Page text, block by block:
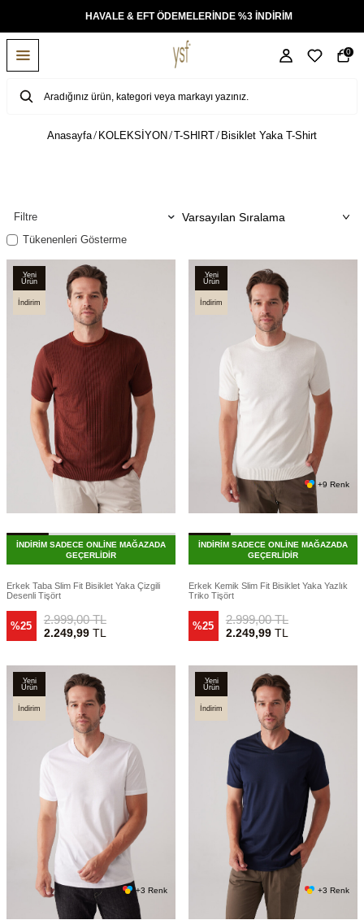
TÜM ÜRÜNLERDE ÜCRETSİZ KARGO
0
Anasayfa KOLEKSİYON T-SHIRT Bisiklet Yaka T-Shirt
Filtre
Tükenenleri Gösterme
Yeni
Ürün
İndirim
İNDİRİM SADECE ONLİNE MAĞAZADA
GEÇERLİDİR
Erkek Taba Slim Fit Bisiklet Yaka Çizgili
Desenli Tişört
%25 2.999,00TL
2.249,99TL
Yeni
Ürün
İndirim
+9 Renk
İNDİRİM SADECE ONLİNE MAĞAZADA
GEÇERLİDİR
Erkek Kemik Slim Fit Bisiklet Yaka Yazlık
Triko Tişört
%25 2.999,00TL
2.249,99TL
Yeni
Ürün
İndirim
+3 Renk
Yeni
Ürün
İndirim
+3 Renk